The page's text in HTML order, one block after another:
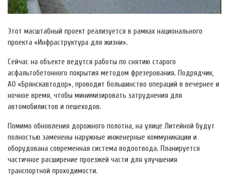
Этот масштабный проект реализуется в рамках национального
проекта «Инфраструктура для жизни».
Сейчас на объекте ведутся работы по снятию старого
асфальтобетонного покрытия методом фрезерования. Подрядчик,
АО «Брянскавтодор», проводит большинство операций в вечернее и
ночное время, чтобы минимизировать затруднения для
автомобилистов и пешеходов.
Помимо обновления дорожного полотна, на улице Литейной будут
полностью заменены наружные инженерные коммуникации и
оборудована современная система водоотвода. Планируется
частичное расширение проезжей части для улучшения
транспортной проходимости.